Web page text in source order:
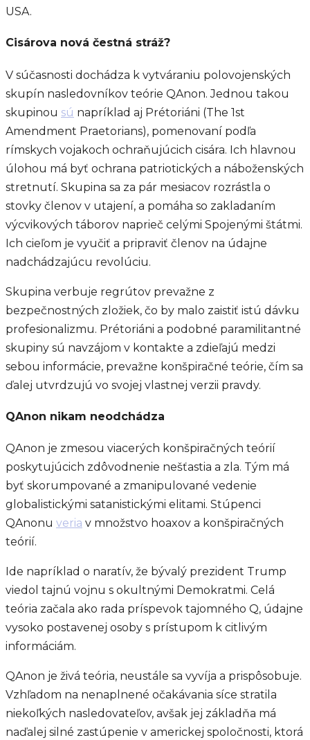
USA.
Cisárova nová čestná stráž?
V súčasnosti dochádza k vytváraniu polovojenských
skupín nasledovníkov teórie QAnon. Jednou takou
skupinou sú napríklad aj Prétoriáni (The 1st
Amendment Praetorians), pomenovaní podľa
rímskych vojakoch ochraňujúcich cisára. Ich hlavnou
úlohou má byť ochrana patriotických a náboženských
stretnutí. Skupina sa za pár mesiacov rozrástla o
stovky členov v utajení, a pomáha so zakladaním
výcvikových táborov naprieč celými Spojenými štátmi.
Ich cieľom je vyučiť a pripraviť členov na údajne
nadchádzajúcu revolúciu.
Skupina verbuje regrútov prevažne z
bezpečnostných zložiek, čo by malo zaistiť istú dávku
profesionalizmu. Prétoriáni a podobné paramilitantné
skupiny sú navzájom v kontakte a zdieľajú medzi
sebou informácie, prevažne konšpiračné teórie, čím sa
ďalej utvrdzujú vo svojej vlastnej verzii pravdy.
QAnon nikam neodchádza
QAnon je zmesou viacerých konšpiračných teórií
poskytujúcich zdôvodnenie nešťastia a zla. Tým má
byť skorumpované a zmanipulované vedenie
globalistickými satanistickými elitami. Stúpenci
QAnonu veria v množstvo hoaxov a konšpiračných
teórií.
Ide napríklad o naratív, že bývalý prezident Trump
viedol tajnú vojnu s okultnými Demokratmi. Celá
teória začala ako rada príspevok tajomného Q, údajne
vysoko postavenej osoby s prístupom k citlivým
informáciám.
QAnon je živá teória, neustále sa vyvíja a prispôsobuje.
Vzhľadom na nenaplnené očakávania síce stratila
niekoľkých nasledovateľov, avšak jej základňa má
naďalej silné zastúpenie v americkej spoločnosti, ktorá